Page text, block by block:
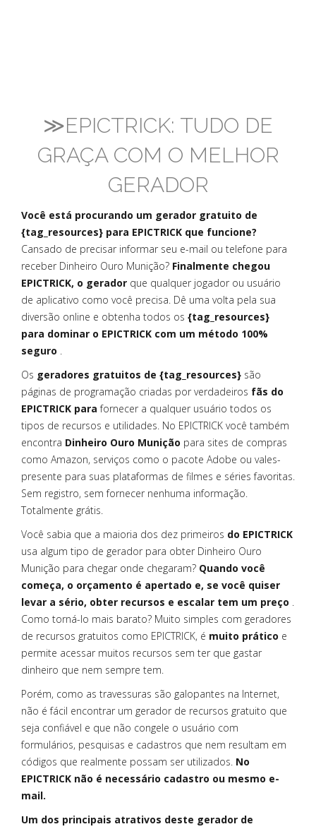
≫EPICTRICK: TUDO DE
GRAÇA COM O MELHOR
GERADOR
Você está procurando um gerador gratuito de
{tag_resources} para EPICTRICK que funcione?
Cansado de precisar informar seu e-mail ou telefone para
receber Dinheiro Ouro Munição? Finalmente chegou
EPICTRICK, o gerador que qualquer jogador ou usuário
de aplicativo como você precisa. Dê uma volta pela sua
diversão online e obtenha todos os {tag_resources}
para dominar o EPICTRICK com um método 100%
seguro .
Os geradores gratuitos de {tag_resources} são
páginas de programação criadas por verdadeiros fãs do
EPICTRICK para fornecer a qualquer usuário todos os
tipos de recursos e utilidades. No EPICTRICK você também
encontra Dinheiro Ouro Munição para sites de compras
como Amazon, serviços como o pacote Adobe ou vales-
presente para suas plataformas de filmes e séries favoritas.
Sem registro, sem fornecer nenhuma informação.
Totalmente grátis.
Você sabia que a maioria dos dez primeiros do EPICTRICK
usa algum tipo de gerador para obter Dinheiro Ouro
Munição para chegar onde chegaram? Quando você
começa, o orçamento é apertado e, se você quiser
levar a sério, obter recursos e escalar tem um preço .
Como torná-lo mais barato? Muito simples com geradores
de recursos gratuitos como EPICTRICK, é muito prático e
permite acessar muitos recursos sem ter que gastar
dinheiro que nem sempre tem.
Porém, como as travessuras são galopantes na Internet,
não é fácil encontrar um gerador de recursos gratuito que
seja confiável e que não congele o usuário com
formulários, pesquisas e cadastros que nem resultam em
códigos que realmente possam ser utilizados. No
EPICTRICK não é necessário cadastro ou mesmo e-
mail.
Um dos principais atrativos deste gerador de